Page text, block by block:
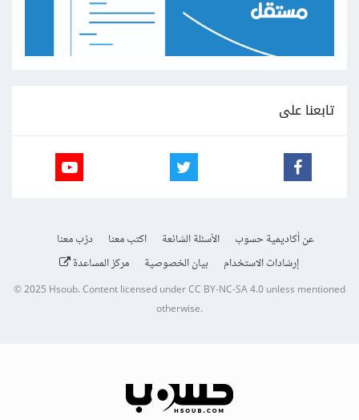
تابعنا على
عن أكاديمية حسوب الأسئلة الشائعة اكتب معنا
درّب معنا
إرشادات الاستخدام
بيان الخصوصية مركز المساعدة
© 2025Hsoub.Content licensed underCC BY-NC-SA 4.0unless mentioned
otherwise.